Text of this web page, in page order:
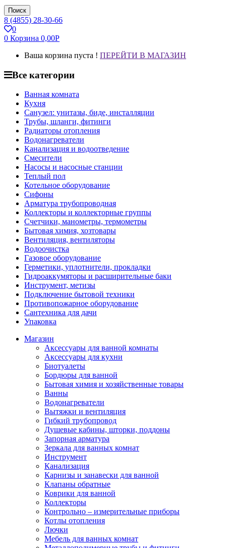
Поиск
8 (4855) 28-30-66
0
0 Корзина 0,00Р
Ваша корзина пуста ! ПЕРЕЙТИ В МАГАЗИН
Все категории
Ванная комната
Кухня
Санузел: унитазы, биде, инсталляции
Трубы, шланги, фитинги
Радиаторы отопления
Водонагреватели
Канализация и водоотведение
Смесители
Насосы и насосные станции
Теплый пол
Котельное оборудование
Сифоны
Арматура трубопроводная
Коллекторы и коллекторные группы
Счетчики, манометры, термометры
Бытовая химия, хозтовары
Вентиляция, вентиляторы
Водоочистка
Газовое оборудование
Герметики, уплотнители, прокладки
Гидроаккумяторы и расширительные баки
Инструмент, метизы
Подключение бытовой техники
Противопожарное оборудование
Сантехника для дачи
Упаковка
Магазин
Аксессуары для ванной комнаты
Аксессуары для кухни
Биотуалеты
Бордюры для ванной
Бытовая химия и хозяйственные товары
Ванны
Водонагреватели
Вытяжки и вентиляция
Гибкий трубопровод
Душевые кабины, шторки, поддоны
Запорная арматура
Зеркала для ванных комнат
Инструмент
Канализация
Карнизы и занавески для ванной
Клапаны обратные
Коврики для ванной
Коллекторы
Контрольно – измерительные приборы
Котлы отопления
Лючки
Мебель для ванных комнат